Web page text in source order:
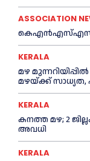
ASSOCIATION
കെഎൻഎസ്എസ്
KERALA
മഴ
മഴയ്ക്ക് സാധ്യത,
KERALA
കനത്ത മഴ; 2
അവധി
KERALA